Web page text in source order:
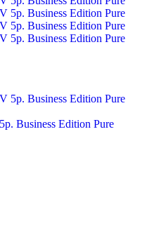
Business Edition Pure